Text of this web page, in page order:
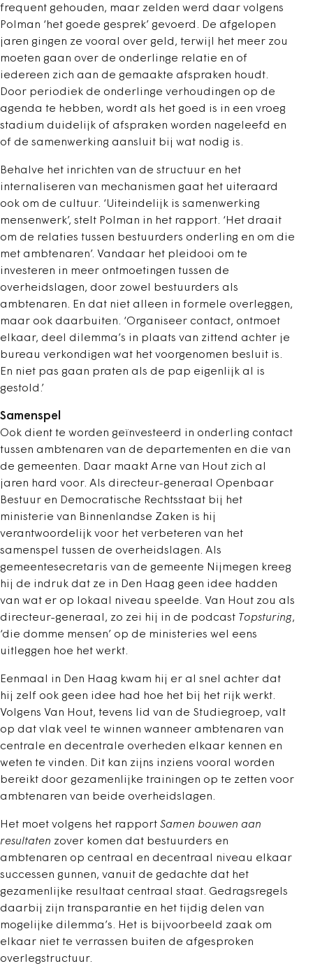
frequent gehouden, maar zelden werd daar volgens
Polman ‘het goede gesprek’ gevoerd. De afgelopen
jaren gingen ze vooral over geld, terwijl het meer zou
moeten gaan over de onderlinge relatie en of
iedereen zich aan de gemaakte afspraken houdt.
Door periodiek de onderlinge verhoudingen op de
agenda te hebben, wordt als het goed is in een vroeg
stadium duidelijk of afspraken worden nageleefd en
of de samenwerking aansluit bij wat nodig is.
Behalve het inrichten van de structuur en het
internaliseren van mechanismen gaat het uiteraard
ook om de cultuur. ‘Uiteindelijk is samenwerking
mensenwerk’, stelt Polman in het rapport. ‘Het draait
om de relaties tussen bestuurders onderling en om die
met ambtenaren’. Vandaar het pleidooi om te
investeren in meer ontmoetingen tussen de
overheidslagen, door zowel bestuurders als
ambtenaren. En dat niet alleen in formele overleggen,
maar ook daarbuiten. ‘Organiseer contact, ontmoet
elkaar, deel dilemma’s in plaats van zittend achter je
bureau verkondigen wat het voorgenomen besluit is.
En niet pas gaan praten als de pap eigenlijk al is
gestold.’
Samenspel
Ook dient te worden geïnvesteerd in onderling contact
tussen ambtenaren van de departementen en die van
de gemeenten. Daar maakt Arne van Hout zich al
jaren hard voor. Als directeur-generaal Openbaar
Bestuur en Democratische Rechtsstaat bij het
ministerie van Binnenlandse Zaken is hij
verantwoordelijk voor het verbeteren van het
samenspel tussen de overheidslagen. Als
gemeentesecretaris van de gemeente Nijmegen kreeg
hij de indruk dat ze in Den Haag geen idee hadden
van wat er op lokaal niveau speelde. Van Hout zou als
directeur-generaal, zo zei hij in de podcast Topsturing,
‘die domme mensen’ op de ministeries wel eens
uitleggen hoe het werkt.
Eenmaal in Den Haag kwam hij er al snel achter dat
hij zelf ook geen idee had hoe het bij het rijk werkt.
Volgens Van Hout, tevens lid van de Studiegroep, valt
op dat vlak veel te winnen wanneer ambtenaren van
centrale en decentrale overheden elkaar kennen en
weten te vinden. Dit kan zijns inziens vooral worden
bereikt door gezamenlijke trainingen op te zetten voor
ambtenaren van beide overheidslagen.
Het moet volgens het rapport Samen bouwen aan
resultaten zover komen dat bestuurders en
ambtenaren op centraal en decentraal niveau elkaar
successen gunnen, vanuit de gedachte dat het
gezamenlijke resultaat centraal staat. Gedragsregels
daarbij zijn transparantie en het tijdig delen van
mogelijke dilemma’s. Het is bijvoorbeeld zaak om
elkaar niet te verrassen buiten de afgesproken
overlegstructuur.